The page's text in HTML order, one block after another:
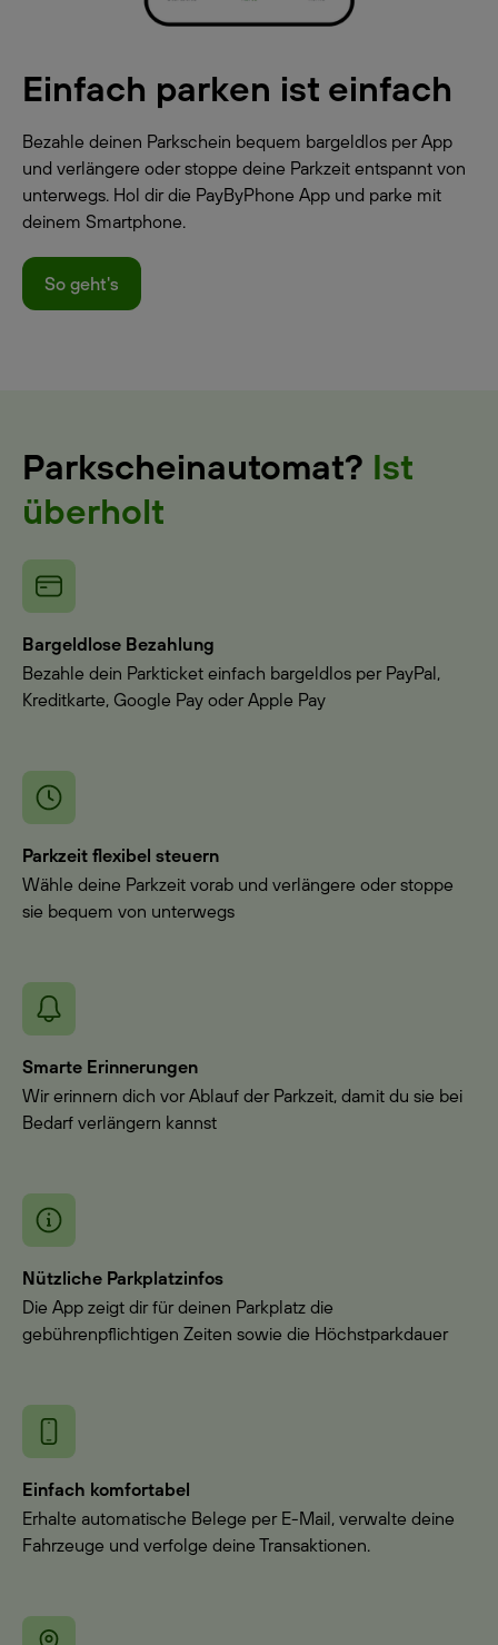
Einfach parken ist einfach
Bezahle deinen Parkschein bequem bargeldlos per App
und verlängere oder stoppe deine Parkzeit entspannt von
unterwegs. Hol dir die PayByPhone App und parke mit
deinem Smartphone.
So geht's
Parkscheinautomat? Ist
überholt
Bargeldlose Bezahlung
Bezahle dein Parkticket einfach bargeldlos per PayPal,
Kreditkarte, Google Pay oder Apple Pay
Parkzeit flexibel steuern
Wähle deine Parkzeit vorab und verlängere oder stoppe
sie bequem von unterwegs
Smarte Erinnerungen
Wir erinnern dich vor Ablauf der Parkzeit, damit du sie bei
Bedarf verlängern kannst
Nützliche Parkplatzinfos
Die App zeigt dir für deinen Parkplatz die
gebührenpflichtigen Zeiten sowie die Höchstparkdauer
Einfach komfortabel
Erhalte automatische Belege per E-Mail, verwalte deine
Fahrzeuge und verfolge deine Transaktionen.